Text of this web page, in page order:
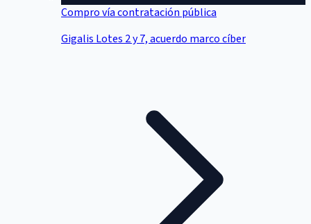
Compro vía contratación pública
Gigalis Lotes 2 y 7, acuerdo marco cíber